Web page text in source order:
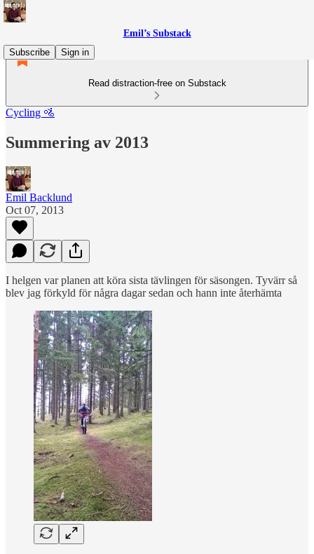
Emil’s Substack
Subscribe
Sign in
Read distraction-free on Substack
Cycling 🚵
Summering av 2013
Emil Backlund
Oct 07, 2013
I helgen var planen att köra sista tävlingen för säsongen. Tyvärr så
blev jag förkyld för några dagar sedan och hann inte återhämta